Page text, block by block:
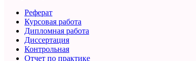
Реферат
Курсовая работа
Дипломная работа
Диссертация
Контрольная
Отчет по практике